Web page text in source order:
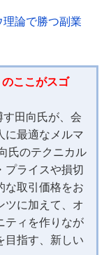
論で勝つ副業
ここがスゴ
田向氏が、会
に最適なメルマ
氏のテクニカル
プライスや損切
な取引価格をお
ツに加えて、オ
ティを作りなが
目指す、新しい